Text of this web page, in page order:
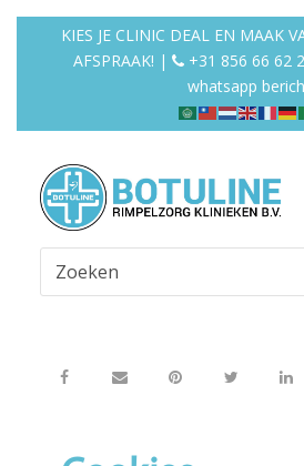
KIES JE CLINIC DEAL EN MAAK
AFSPRAAK! |
+31 856 66 62
whatsapp
Zoeken